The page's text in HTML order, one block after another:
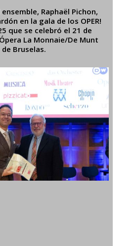
Raphaël Pichon,
en la gala de los OPER!
que se celebró el 21 de
La Monnaie/De Munt
de Bruselas.